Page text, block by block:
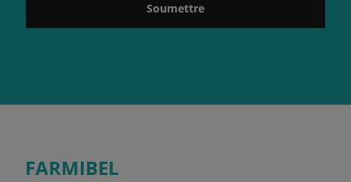
Soumettre
FARMIBEL